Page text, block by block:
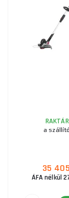
a
35
ÁFA nélkül